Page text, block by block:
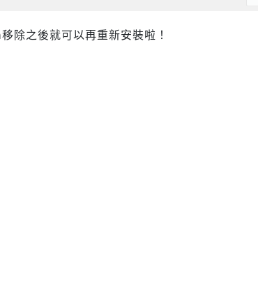
之後就可以再重新安裝啦！